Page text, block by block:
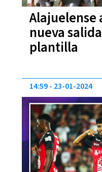
Alajuelense
nueva
plantilla
14:59 23-01-2024